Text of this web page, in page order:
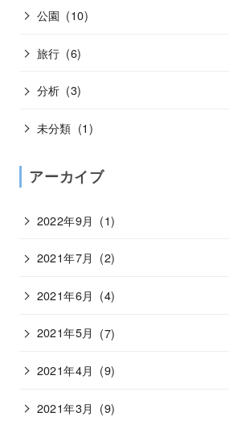
公園 (10)
旅行 (6)
分析 (3)
未分類 (1)
アーカイブ
2022年9月 (1)
2021年7月 (2)
2021年6月 (4)
2021年5月 (7)
2021年4月 (9)
2021年3月 (9)